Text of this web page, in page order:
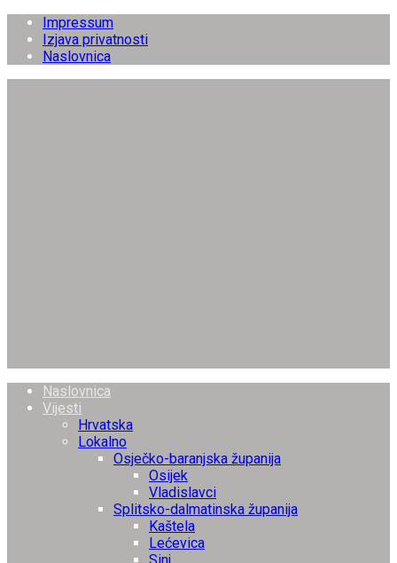
Impressum
Izjava privatnosti
Naslovnica
Naslovnica
Vijesti
Hrvatska
Lokalno
Osječko-baranjska županija
Osijek
Vladislavci
Splitsko-dalmatinska županija
Kaštela
Lećevica